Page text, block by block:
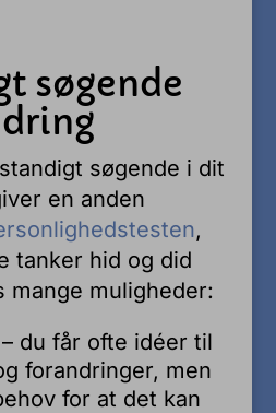
søgende
søgende i dit
en anden
,
tanker hid og did
mange muligheder:
– du får ofte idéer til
forandringer, men
for at det kan